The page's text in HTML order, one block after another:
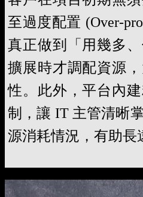
至過度配置 (Over-
真正做到「用幾多
擴展時才調配資源
性。此外，平台內
制，讓 IT 主管清晰
源消耗情況，有助長